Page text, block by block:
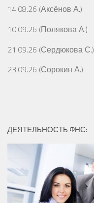
14.08.26 (Аксёнов А.)
10.09.26 (Полякова А.)
21.09.26 (Сердюкова С.)
23.09.26 (Сорокин А.)
ДЕЯТЕЛЬНОСТЬ ФНС: